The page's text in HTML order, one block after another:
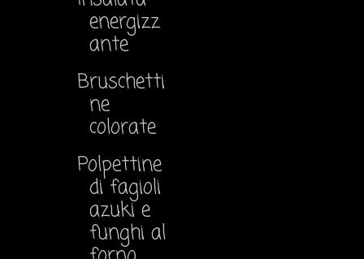
energizz
ante
Bruschetti
ne
colorate
Polpettine
di fagioli
azuki e
funghi al